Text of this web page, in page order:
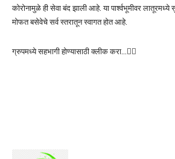
कोरोनामुळे ही सेवा बंद झाली आहे. या पार्श्वभूमीवर लातूरमध्ये
मोफत बसेवेचे सर्व स्तरातून स्वागत होत आहे.
ग्रुपमध्ये सहभागी होण्यासाठी क्लीक करा…👆🏻